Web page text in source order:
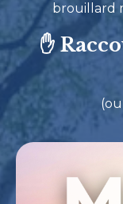
brouillard
✋